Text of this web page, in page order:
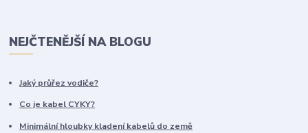
NEJČTENĚJŠÍ NA BLOGU
Jaký průřez vodiče?
Co je kabel CYKY?
Minimální hloubky kladení kabelů do země